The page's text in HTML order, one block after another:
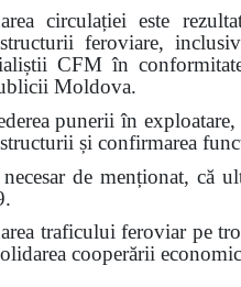
circulației este
feroviare,
CFM în
Moldova.
punerii în exploatare,
și confirmarea
necesar de menționat, că
traficului feroviar pe
cooperării